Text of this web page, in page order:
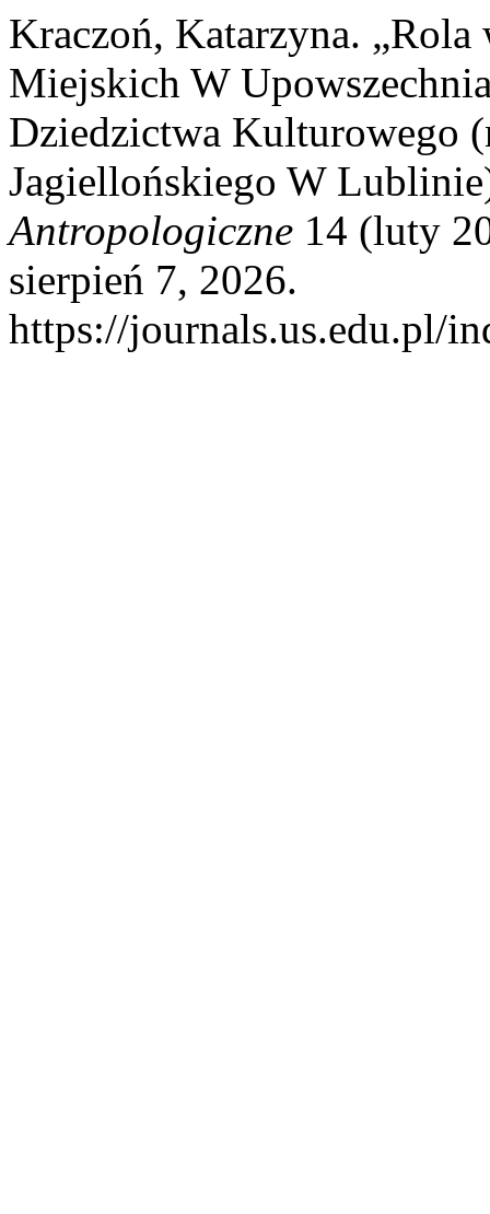
Kraczoń, Katarzyna. „Rola
Miejskich W
Dziedzictwa Kulturowego
Jagiellońskiego W
Antropologiczne 14 (luty
sierpień 7, 2026.
https://journals.us.edu.pl/